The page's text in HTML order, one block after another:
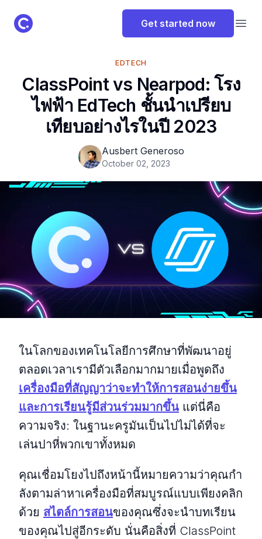
ClassPoint Logo Get started now
EDTECH
ClassPoint vs Nearpod: โรง
ไฟฟ้า EdTech ชั้นนําเปรียบ
เทียบอย่างไรในปี 2023
Ausbert Generoso
October 02, 2023
ในโลกของเทคโนโลยีการศึกษาที่พัฒนาอยู่
ตลอดเวลาเรามีตัวเลือกมากมายเมื่อพูดถึง
เครื่องมือที่สัญญาว่าจะทําให้การสอนง่ายขึ้น
และการเรียนรู้มีส่วนร่วมมากขึ้น แต่นี่คือ
ความจริง: ในฐานะครูมันเป็นไปไม่ได้ที่จะ
เล่นปาหี่พวกเขาทั้งหมด
คุณเชื่อมโยงไปถึงหน้านี้หมายความว่าคุณกํา
ลังตามล่าหาเครื่องมือที่สมบูรณ์แบบเพียงคลิก
ด้วย สไตล์การสอนของคุณซึ่งจะนําบทเรียน
ของคุณไปสู่อีกระดับ นั่นคือสิ่งที่ ClassPoint